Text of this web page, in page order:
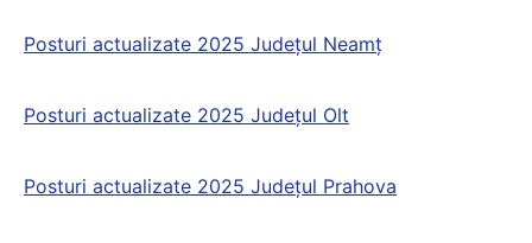
Posturi actualizate 2025 Județul Neamț
Posturi actualizate 2025 Județul Olt
Posturi actualizate 2025 Județul Prahova